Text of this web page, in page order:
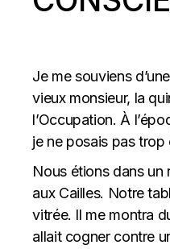
Je me souviens
vieux monsieur, la
l’Occupation. À
je ne posais pas trop
Nous étions dans un
aux Cailles. Notre
vitrée. Il me montra
allait cogner contre